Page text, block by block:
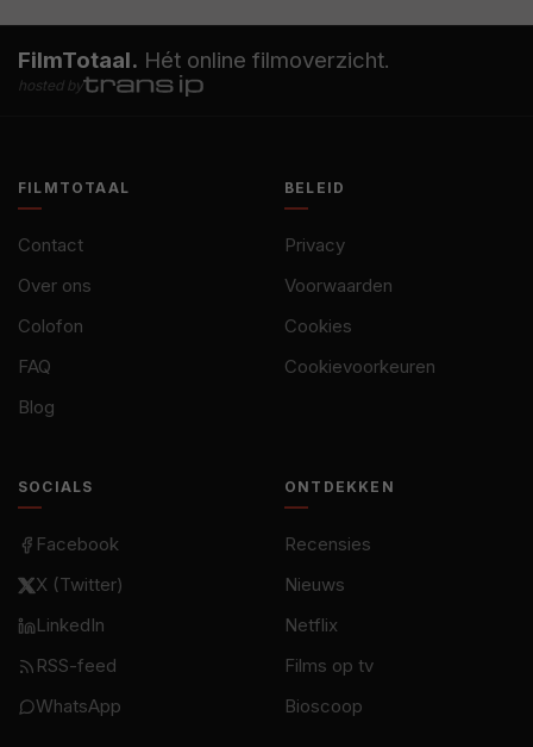
FilmTotaal. Hét online filmoverzicht.
hosted by
FILMTOTAAL
Contact
Over ons
Colofon
FAQ
Blog
BELEID
Privacy
Voorwaarden
Cookies
Cookievoorkeuren
SOCIALS
Facebook
X (Twitter)
LinkedIn
RSS-feed
WhatsApp
ONTDEKKEN
Recensies
Nieuws
Netflix
Films op tv
Bioscoop